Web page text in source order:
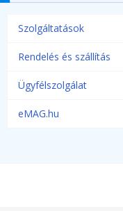
Szolgáltatások
Rendelés és szállítás
Ügyfélszolgálat
eMAG.hu